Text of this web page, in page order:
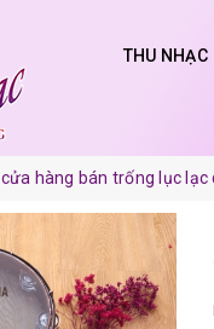
THU NHẠC
cửa hàng bán trống lục lạc